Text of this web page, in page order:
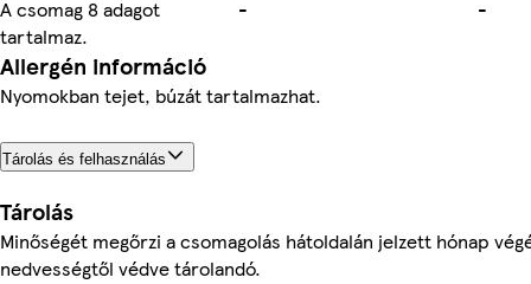
A csomag 8 adagot
tartalmaz.
- -
Allergén információ
Nyomokban tejet, búzát tartalmazhat.
Tárolás és felhasználás
Tárolás
Minőségét megőrzi a csomagolás hátoldalán jelzett hónap
nedvességtől védve tárolandó.